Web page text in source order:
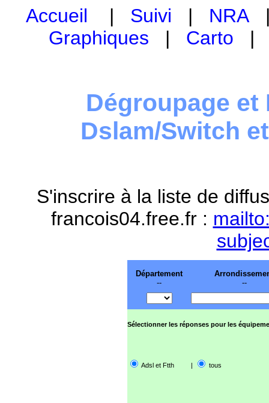
Accueil | Suivi | NRA
Graphiques | Carto
Dégroupage et
Dslam/Switch
S'inscrire à la liste de
francois04.free.fr :
Département
--
--
Sélectionner les réponses pour les
Adsl et Ftth | tous